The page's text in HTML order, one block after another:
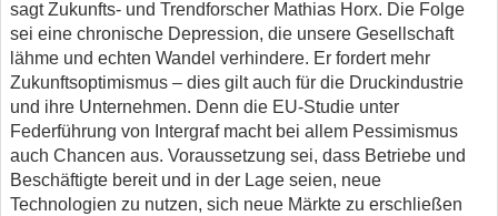
sagt Zukunfts- und Trendforscher Mathias Horx. Die Folge
sei eine chronische Depression, die unsere Gesellschaft
lähme und echten Wandel verhindere. Er fordert mehr
Zukunftsoptimismus – dies gilt auch für die Druckindustrie
und ihre Unternehmen. Denn die EU-Studie unter
Federführung von Intergraf macht bei allem Pessimismus
auch Chancen aus. Voraussetzung sei, dass Betriebe und
Beschäftigte bereit und in der Lage seien, neue
Technologien zu nutzen, sich neue Märkte zu erschließen